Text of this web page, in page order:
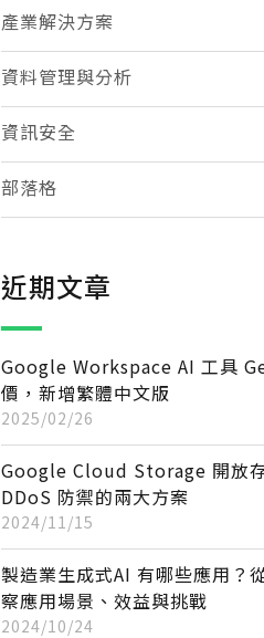
產業解決方案
資料管理與分析
資訊安全
部落格
近期文章
Google Workspace AI 工具
價，新增繁體中文版
2025/02/26
Google Cloud Storage 開放
DDoS 防禦的兩大方案
2024/11/15
製造業生成式AI 有哪些應用？
察應用場景、效益與挑戰
2024/10/24